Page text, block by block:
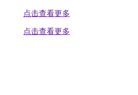
点击查看更多
点击查看更多